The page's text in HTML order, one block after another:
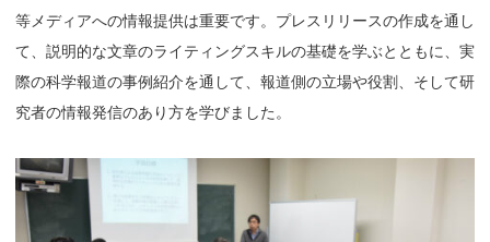
等メディアへの情報提供は重要です。プレスリリースの作成を通し
て、説明的な文章のライティングスキルの基礎を学ぶとともに、実
際の科学報道の事例紹介を通して、報道側の立場や役割、そして研
究者の情報発信のあり方を学びました。